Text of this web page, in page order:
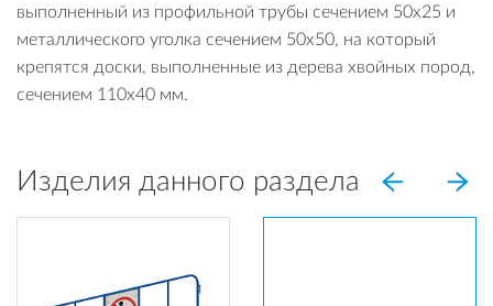
выполненный из профильной трубы сечением 50х25 и
металлического уголка сечением 50х50, на который
крепятся доски, выполненные из дерева хвойных пород,
сечением 110х40 мм.
Изделия данного раздела